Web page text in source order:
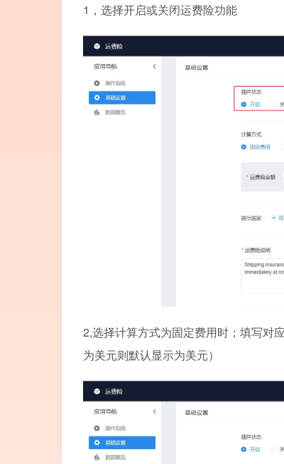
1，选择开启或关闭运费险功能
2,选择计算方式为固定费用时；填写对
为美元则默认显示为美元）